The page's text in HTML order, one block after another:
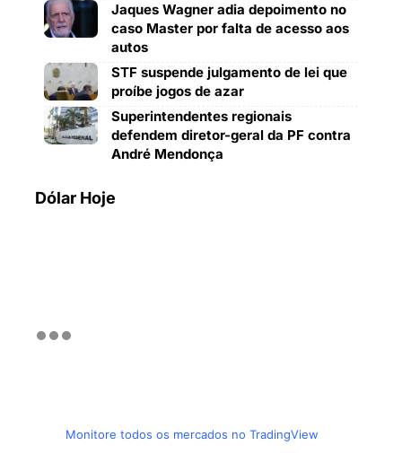
Jaques Wagner adia depoimento no
caso Master por falta de acesso aos
autos
STF suspende julgamento de lei que
proíbe jogos de azar
Superintendentes regionais
defendem diretor-geral da PF contra
André Mendonça
Dólar Hoje
Monitore todos os mercados no TradingView